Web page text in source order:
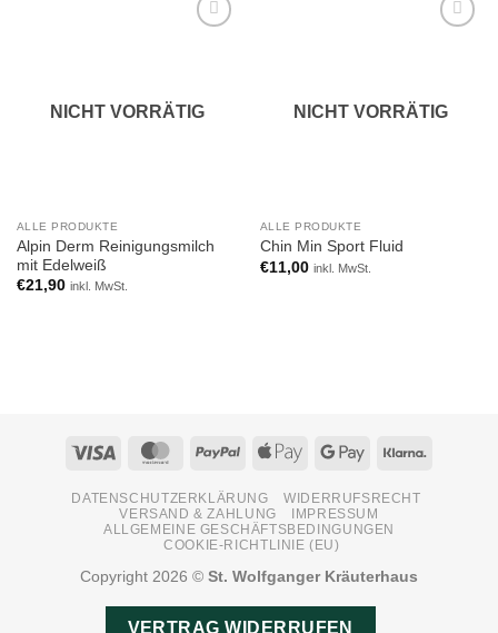
NICHT VORRÄTIG
ALLE PRODUKTE
Alpin Derm Reinigungsmilch
mit Edelweiß
€21,90 inkl. MwSt.
NICHT VORRÄTIG
ALLE PRODUKTE
Chin Min Sport Fluid
€11,00 inkl. MwSt.
Visa MasterCardPayPal
Apple
Google
DATENSCHUTZERKLÄRUNG
WIDERRUFSRECHT
VERSAND & ZAHLUNG
IMPRESSUM
ALLGEMEINE GESCHÄFTSBEDINGUNGEN
COOKIE-RICHTLINIE (EU)
Copyright 2026 © St. Wolfganger Kräuterhaus
VERTRAG WIDERRUFEN